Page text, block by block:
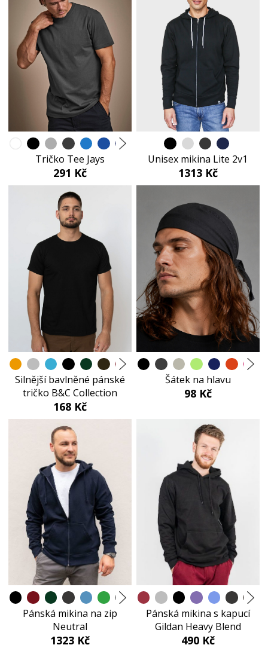
Tričko Tee Jays
291 Kč
Unisex mikina Lite 2v1
1313 Kč
Silnější bavlněné pánské
tričko B&C Collection
168 Kč
Šátek na hlavu
98 Kč
Pánská mikina na zip
Neutral
1323 Kč
Pánská mikina s kapucí
Gildan Heavy Blend
490 Kč